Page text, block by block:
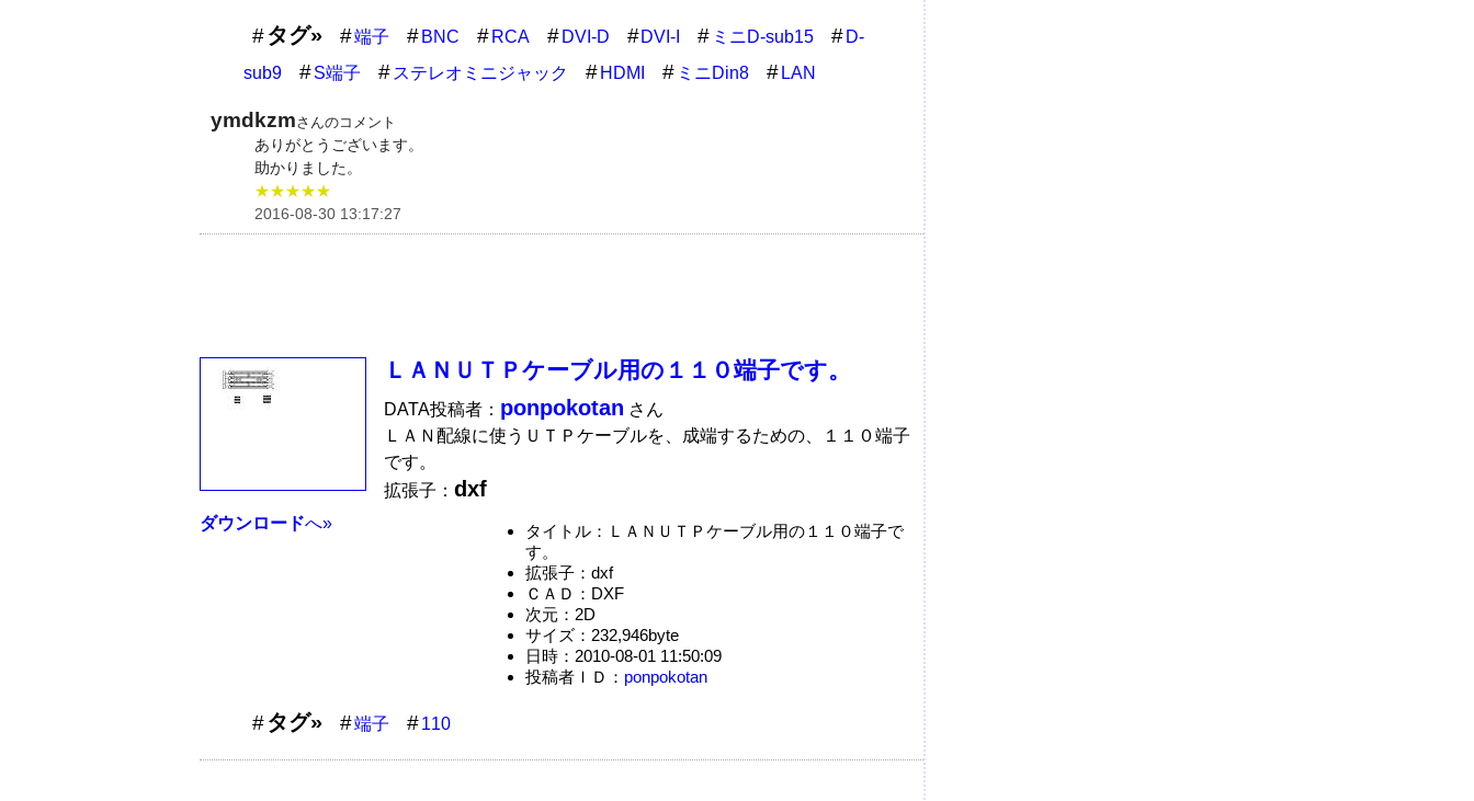
タグ» 端子 BNC RCA DVI-D DVI-I ミニD-sub15
D-
sub9
S端子 ステレオミニジャック HDMI ミニDin8 LAN
ymdkzmさんのコメント
ありがとうございます。
助かりました。
★★★★★
2016-08-30 13:17:27
ダウンロードへ»
ＬＡＮＵＴＰケーブル用の１１０端子です。
DATA投稿者： ponpokotan さん
ＬＡＮ配線に使うＵＴＰケーブルを、成端するための、１１０端子
です。
拡張子： dxf
タイトル：ＬＡＮＵＴＰケーブル用の１１０端子で
す。
拡張子：dxf
ＣＡＤ：DXF
次元：2D
サイズ：232,946byte
日時：2010-08-01 11:50:09
投稿者ＩＤ： ponpokotan
タグ» 端子 110